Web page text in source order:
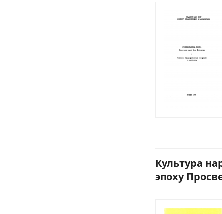
Культура
эпоху